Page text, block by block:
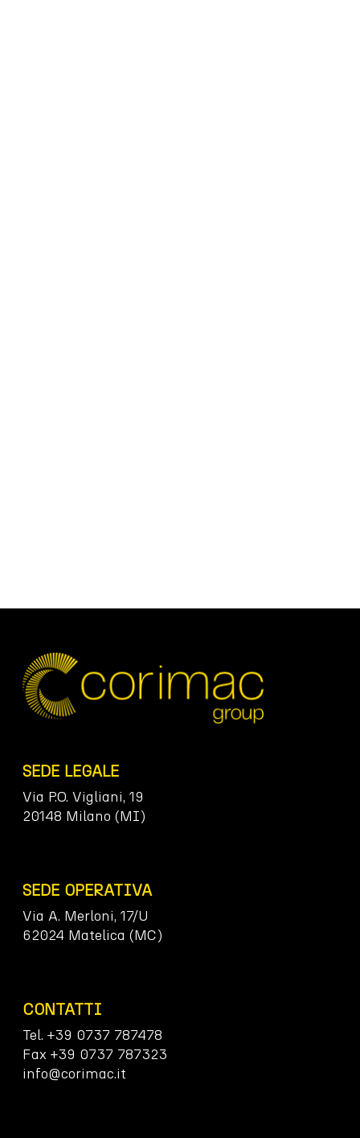
SEDE LEGALE
Via P.O. Vigliani, 19
20148 Milano (MI)
SEDE OPERATIVA
Via A. Merloni, 17/U
62024 Matelica (MC)
CONTATTI
Tel. +39 0737 787478
Fax +39 0737 787323
info@corimac.it